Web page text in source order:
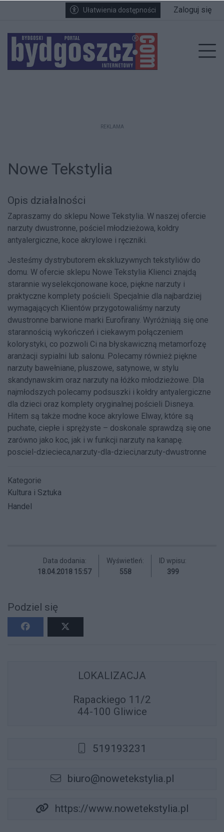
Przejdź do głównych treści
Przejdź do wyszukiwarki
Przejdź do głównego menuUłatwienia dostępności Zaloguj się
REKLAMA
Nowe Tekstylia
Opis działalności
Zapraszamy do sklepu Nowe Tekstylia. W naszej ofercie
narzuty dwustronne, pościel młodzieżowa, kołdry
antyalergiczne, koce akrylowe i ręczniki.
Jesteśmy dystrybutorem ekskluzywnych tekstyliów do
domu. W ofercie sklepu Nowe Tekstylia Klienci znajdą
starannie wyselekcjonowane koce, piękne narzuty i
praktyczne komplety pościeli. Specjalnie dla najbardziej
wymagających Klientów przygotowaliśmy narzuty
dwustronne barwione marki Eurofirany. Wyróżniają się one
starannością wykończeń i ciekawym połączeniem
kolorystyki, co pozwoli Ci na błyskawiczną metamorfozę
aranżacji sypialni lub salonu. Polecamy również piękne
narzuty bawełniane, pluszowe, satynowe, w stylu
skandynawskim oraz narzuty na łóżko młodzieżowe. Dla
najmłodszych polecamy podsuszki i kołdry antyalergiczne
dla dzieci oraz komplety oryginalnej pościeli Disneya.
Hitem są także modne koce akrylowe Elway, które są
puchate, ciepłe i sprężyste – doskonale sprawdzą się one
zarówno jako koc, jak i w funkcji narzuty na kanapę.
posciel-dziecieca,narzuty-dla-dzieci,narzuty-dwustronne
Kategorie
Kultura i Sztuka
Handel
Data dodania:
18.04.2018 15:57
Wyświetleń:
558
ID wpisu:
399
Podziel się
LOKALIZACJA
Rapackiego 11/2
44-100 Gliwice
519193231
biuro@nowetekstylia.pl
https://www.nowetekstylia.pl